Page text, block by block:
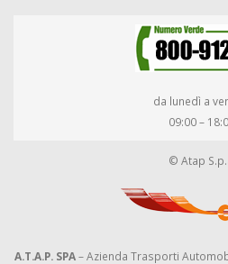
da lunedì a
09:00 –
© Atap
A.T.A.P. SPA– Azienda Trasporti